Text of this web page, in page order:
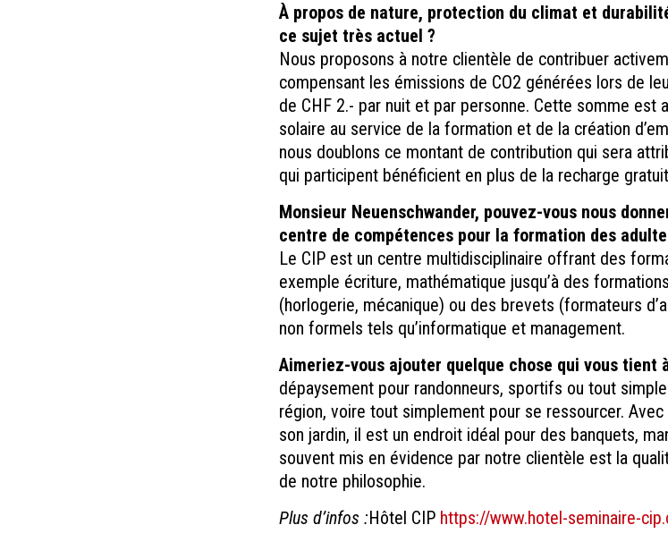
À propos de nature, protection du climat et
ce sujet très actuel ?
Nous proposons à notre clientèle de contribuer
compensant les émissions de CO2 générées lors de
de CHF 2.- par nuit et par personne. Cette somme est
solaire au service de la formation et de la création
nous doublons ce montant de contribution qui sera
qui participent bénéficient en plus de la recharge
Monsieur Neuenschwander, pouvez-vous nous
centre de compétences pour la formation des
Le CIP est un centre multidisciplinaire offrant des
exemple écriture, mathématique jusqu’à des
(horlogerie, mécanique) ou des brevets (formateurs
non formels tels qu’informatique et management.
Aimeriez-vous ajouter quelque chose qui vous tient
dépaysement pour randonneurs, sportifs ou tout
région, voire tout simplement pour se ressourcer.
son jardin, il est un endroit idéal pour des banquets,
souvent mis en évidence par notre clientèle est la
de notre philosophie.
Plus d’infos :Hôtel CIP https://www.hotel-seminaire-